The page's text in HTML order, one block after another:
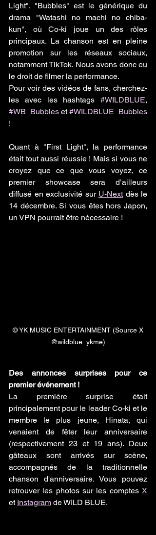
Light". "Bubbles" est le générique du
drama "Watashi no machi no chiba-
kun", où Co-ki joue un des rôles
principaux. La chanson est en pleine
promotion sur les réseaux sociaux,
notamment TikTok. Nous avons donc eu
le droit de filmer la performance.
Pour voir des vidéos de fans, cherchez-
les avec les hashtags #WILDBLUE
#WB_Bubbles et #WILDBLUE_Bubbles
!
Quant à "First Light", la performance
était tout aussi réussie ! Mais si vous ne
croyez que ce que vous voyez, ce
premier showcase sera d’ailleurs
diffusé en exclusivité sur U-Next dès le
14 décembre. Si vous êtes hors Japon,
un VPN pourrait être nécessaire !
© YK MUSIC ENTERTAINMENT (Source X
@wildblue_ykme)
Des annonces surprises pour ce
premier événement !
La première surprise était
principalement pour le leader Co-ki et le
membre le plus jeune, Hinata, qui
venaient de fêter leur anniversaire
(respectivement 23 et 19 ans). Deux
gâteaux sont arrivés sur scène,
accompagnés de la traditionnelle
chanson d'anniversaire. Vous pouvez
retrouver les photos sur les comptes X
et Instagram de WILD BLUE.